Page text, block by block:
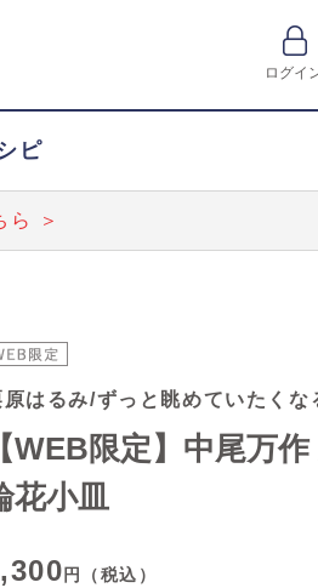
ログイ
ピ
ら ＞
原はるみ/ずっと眺めていたくな
【WEB限定】中尾万
花小皿
円（税込）